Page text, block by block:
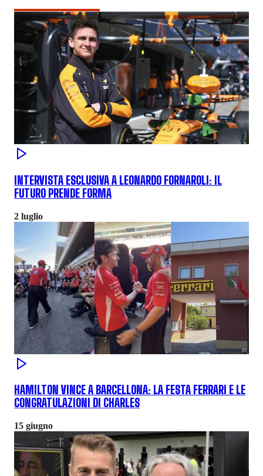
INTERVISTA ESCLUSIVA A LEONARDO FORNAROLI: IL
FUTURO PRENDE FORMA
2 luglio
HAMILTON VINCE A BARCELLONA: LA FESTA FERRARI E LE
CONGRATULAZIONI DI CHARLES
15 giugno